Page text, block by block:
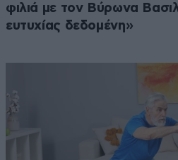
φιλιά με τον Βύρωνα
ευτυχίας δεδομένη»